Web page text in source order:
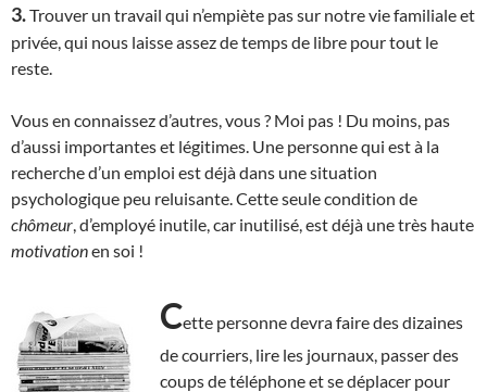
3.Trouver un travail qui n’empiète pas sur notre vie familiale et
privée, qui nous laisse assez de temps de libre pour tout le
reste.
Vous en connaissez d’autres, vous ? Moi pas ! Du moins, pas
d’aussi importantes et légitimes. Une personne qui est à la
recherche d’un emploi est déjà dans une situation
psychologique peu reluisante. Cette seule condition de
chômeur , d’employé inutile, car inutilisé, est déjà une très haute
motivationen soi !
Cette personne devra faire des dizaines
de courriers, lire les journaux, passer des
coups de téléphone et se déplacer pour